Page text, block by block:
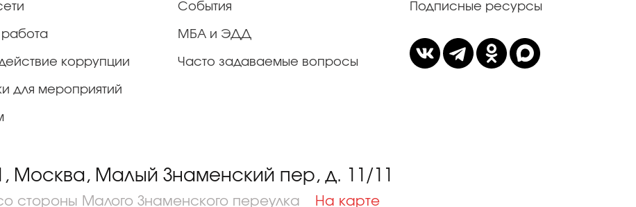
работа
коррупции
для мероприятий
События
МБА и ЭДД
Часто задаваемые вопросы
Подписные ресурсы
Москва, Малый Знаменский пер, д. 11/11
стороны Малого Знаменского переулка На карте